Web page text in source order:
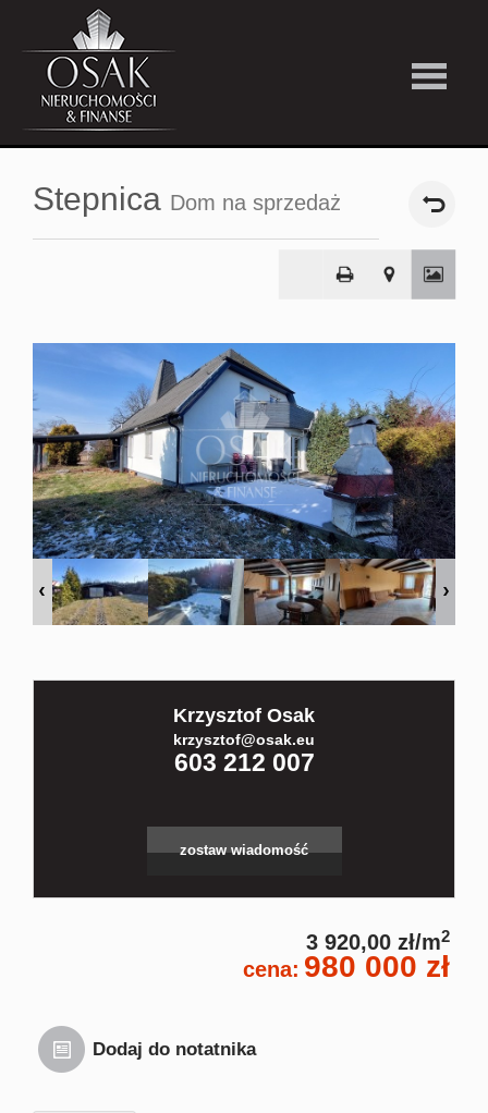
Kup
Strefa
Firma
Kontakt
Stepnica Dom na sprzedaż
Krzysztof Osak
krzysztof@osak.eu
603 212 007
zostaw wiadomość
3 920,00 zł/m2
cena: 980 000 zł
Dodaj do notatnika